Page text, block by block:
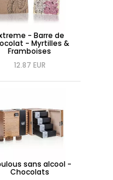
- Barre de
- Myrtilles &
Framboises
12.87 EUR
sans alcool -
Chocolats